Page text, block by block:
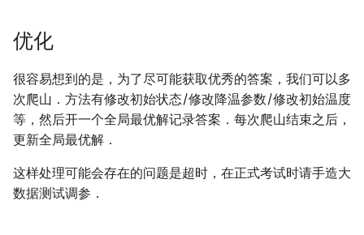
优化
很容易想到的是，为了尽可能获取优秀的答案，我们可以多
次爬山．方法有修改初始状态/修改降温参数/修改初始温度
等，然后开一个全局最优解记录答案．每次爬山结束之后，
更新全局最优解．
这样处理可能会存在的问题是超时，在正式考试时请手造大
数据测试调参．